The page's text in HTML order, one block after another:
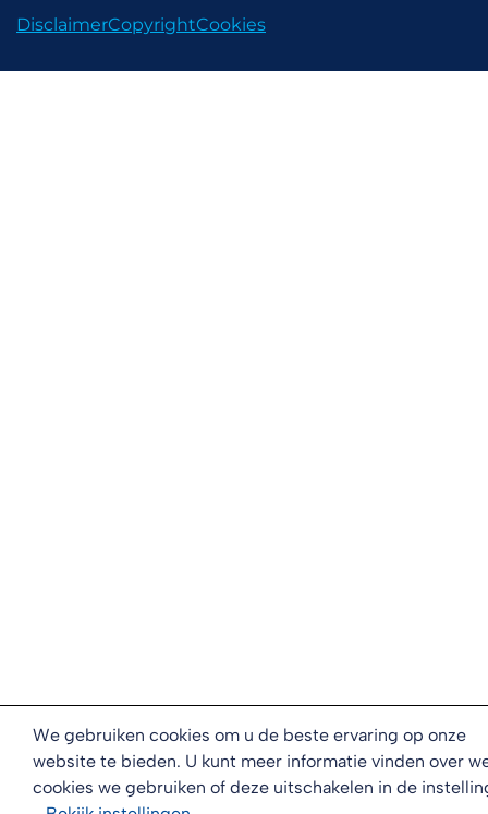
We gebruiken cookies om u de beste ervaring op onze
website te bieden. U kunt meer informatie vinden over
cookies we gebruiken of deze uitschakelen in de
DisclaimerCopyrightCookies